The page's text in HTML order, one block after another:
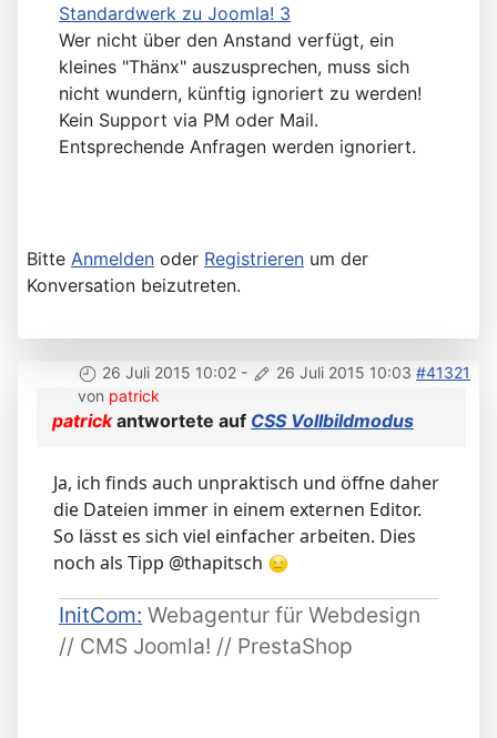
Standardwerk zu Joomla! 3
Wer nicht über den Anstand verfügt, ein
kleines "Thänx" auszusprechen, muss sich
nicht wundern, künftig ignoriert zu werden!
Kein Support via PM oder Mail.
Entsprechende Anfragen werden ignoriert.
Bitte Anmelden oder Registrieren um der
Konversation beizutreten.
26 Juli 2015 10:02 - 26 Juli 2015 10:03 #41321
von patrick
patrickantwortete auf CSS Vollbildmodus
Ja, ich finds auch unpraktisch und öffne daher
die Dateien immer in einem externen Editor.
So lässt es sich viel einfacher arbeiten. Dies
noch als Tipp @thapitsch
InitCom: Webagentur für Webdesign
// CMS Joomla! // PrestaShop